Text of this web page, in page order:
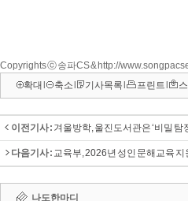
Copyrights ⓒ 송파CS & http://
확대
축소 기사목록 프린트
이전기사 : 겨울방학, 울진도서관은 ‘비밀 탐
다음기사 : 교육부, 2026년 성인 문해교육